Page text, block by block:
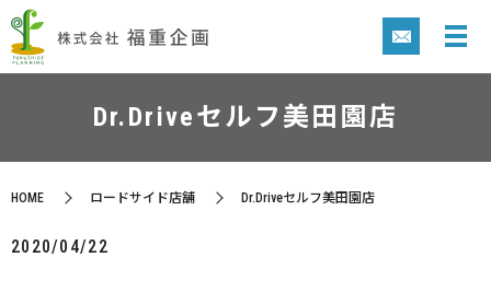
Dr.Driveセルフ美田園店
HOME ロードサイド店舗 Dr.Driveセルフ美田園店
2020/04/22